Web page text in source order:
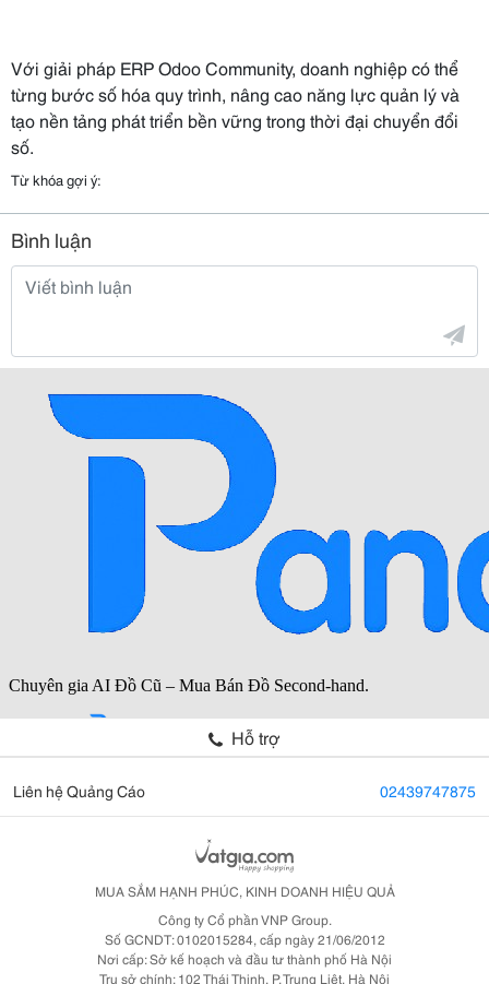
Với giải pháp ERP Odoo Community, doanh nghiệp có thể
từng bước số hóa quy trình, nâng cao năng lực quản lý và
tạo nền tảng phát triển bền vững trong thời đại chuyển đổi
số.
Từ khóa gợi ý:
Bình luận
Hỗ trợ
Liên hệ Quảng Cáo 02439747875
MUA SẮM HẠNH PHÚC, KINH DOANH HIỆU QUẢ
Công ty Cổ phần VNP Group.
Số GCNDT: 0102015284, cấp ngày 21/06/2012
Nơi cấp: Sở kế hoạch và đầu tư thành phố Hà Nội
Trụ sở chính: 102 Thái Thịnh, P. Trung Liệt, Hà Nội